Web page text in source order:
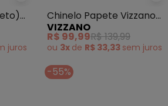
juros
Chinelo Papete Vizzano
(Preto) em Sintético
VIZZANO
R$ 99,99R$ 139,99
ou 3x de R$ 33,33 sem juros
-55%